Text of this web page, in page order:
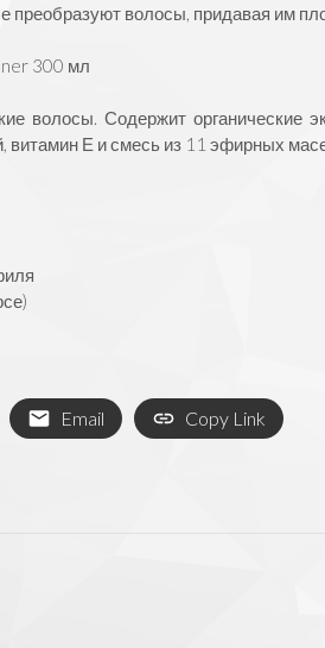
волосы, придавая им
300 мл
волосы. Содержит органические
витамин Е и смесь из 11 эфирных
Email Copy Link